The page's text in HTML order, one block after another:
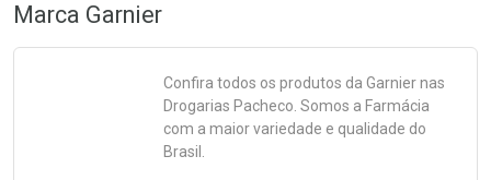
Marca Garnier
Confira todos os produtos da Garniernas
Drogarias Pacheco. Somos a Farmácia
com a maior variedade e qualidade do
Brasil.